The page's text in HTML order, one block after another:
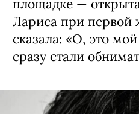
площадке —
Лариса при первой
сказала: «О, это
сразу стали